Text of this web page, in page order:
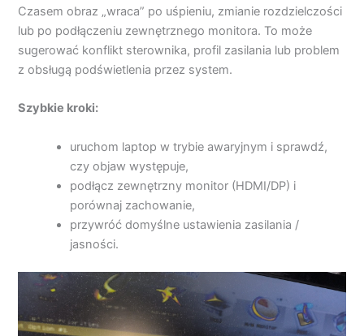
Czasem obraz „wraca” po uśpieniu, zmianie rozdzielczości
lub po podłączeniu zewnętrznego monitora. To może
sugerować konflikt sterownika, profil zasilania lub problem
z obsługą podświetlenia przez system.
Szybkie kroki:
uruchom laptop w trybie awaryjnym i sprawdź,
czy objaw występuje,
podłącz zewnętrzny monitor (HDMI/DP) i
porównaj zachowanie,
przywróć domyślne ustawienia zasilania /
jasności.